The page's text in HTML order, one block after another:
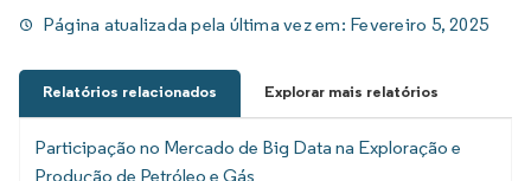
Página atualizada pela última vez em: Fevereiro 5, 2025
Relatórios relacionados Explorar mais relatórios
Participação no Mercado de Big Data na Exploração e
Produção de Petróleo e Gás